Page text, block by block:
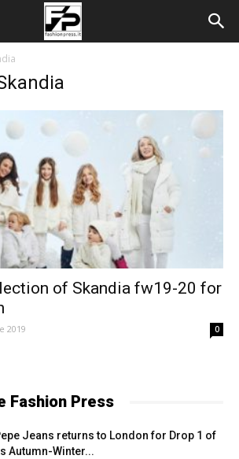
of Skandia fw19-20 for
2019 0
Fashion Press
Jeans returns to London for Drop 1 of
Autumn-Winter...